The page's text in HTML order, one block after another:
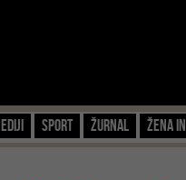
Sport Žurnal Žena IN